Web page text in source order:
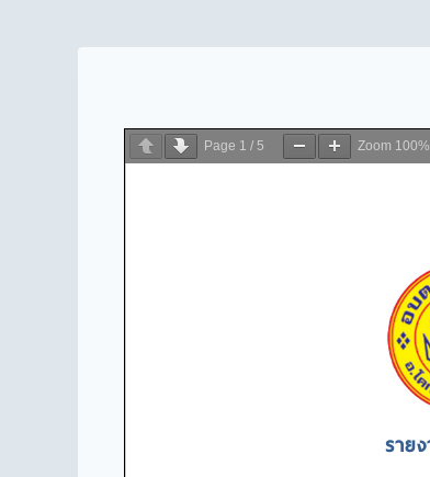
Page 1 / 5 Zoom 100%